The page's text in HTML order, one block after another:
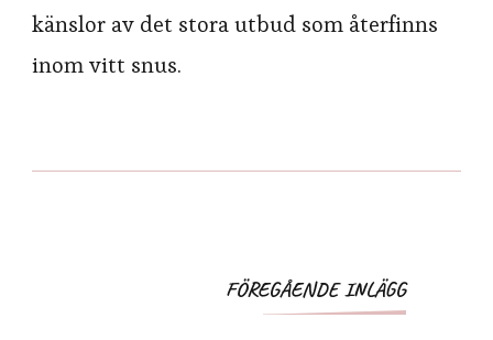
känslor av det stora utbud som återfinns
inom vitt snus.
Inläggsnavigering
FÖREGÅENDE INLÄGG